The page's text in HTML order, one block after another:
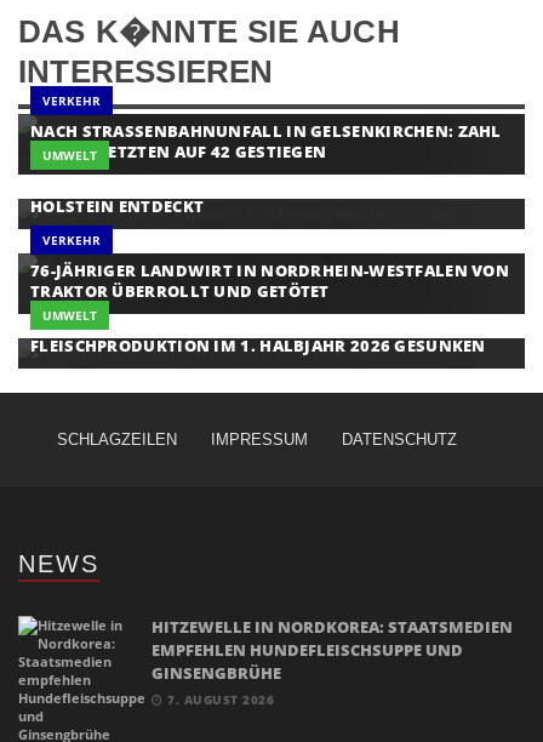
DAS K�NNTE SIE AUCH
INTERESSIEREN
VERKEHR
NACH STRASSENBAHNUNFALL IN GELSENKIRCHEN: ZAHL D
ER VERLETZTEN AUF 42 GESTIEGEN
UMWELT
HOLSTEIN ENTDECKT
VERKEHR
76-JÄHRIGER LANDWIRT IN NORDRHEIN-WESTFALEN VON
TRAKTOR ÜBERROLLT UND GETÖTET
UMWELT
FLEISCHPRODUKTION IM 1. HALBJAHR 2026 GESUNKEN
SCHLAGZEILEN IMPRESSUM DATENSCHUTZ
NEWS
HITZEWELLE IN NORDKOREA: STAATSMEDIEN
EMPFEHLEN HUNDEFLEISCHSUPPE UND
GINSENGBRÜHE
7. AUGUST 2026